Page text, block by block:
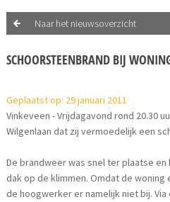
Naar het nieuwsoverzicht
SCHOORSTEENBRAND BIJ
Geplaatst op: 29 januari 2011
Vinkeveen - Vrijdagavond rond 20.30
Wilgenlaan dat zij vermoedelijk een
De brandweer was snel ter plaatse
dak op de klimmen. Omdat de
de hoogwerker er namelijk niet bij.